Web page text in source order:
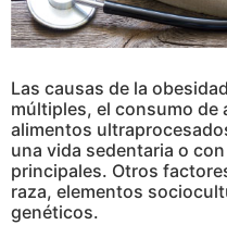
Las causas de la
múltiples, el consumo de
alimentos
una vida sedentaria o
principales. Otros
raza, elementos
genéticos.